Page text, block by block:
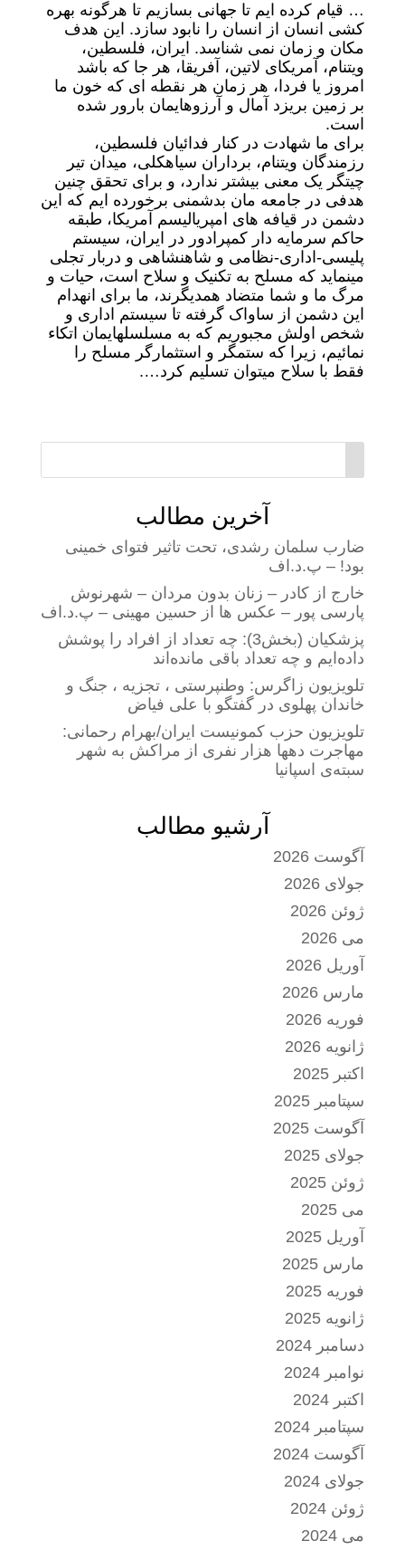
… قیام کرده ایم تا جهانی بسازیم تا هرگونه بهره
کشی انسان از انسان را نابود سازد. این هدف
مکان و زمان نمی شناسد. ایران، فلسطین،
ویتنام، آمریکای لاتین، آفریقا، هر جا که باشد
امروز یا فردا، هر زمان هر نقطه ای که خون ما
بر زمین بریزد آمال و آرزوهایمان بارور شده
است.
برای ما شهادت در کنار فدائیان فلسطین،
رزمندگان ویتنام، برداران سیاهکلی، میدان تیر
چیتگر یک معنی بیشتر ندارد، و برای تحقق چنین
هدفی در جامعه مان بدشمنی برخورده ایم که این
دشمن در قیافه های امپریالیسم آمریکا، طبقه
حاکم سرمایه دار کمپرادور در ایران، سیستم
پلیسی-اداری-نظامی و شاهنشاهی و دربار تجلی
مینماید که مسلح به تکنیک و سلاح است، حیات و
مرگ ما و شما متضاد همدیگرند، ما برای انهدام
این دشمن از ساواک گرفته تا سیستم اداری و
شخص اولش مجبوریم که به مسلسلهایمان اتکاء
نمائیم، زیرا که ستمگر و استثمارگر مسلح را
فقط با سلاح میتوان تسلیم کرد….
آخرین مطالب
ضارب سلمان رشدی، تحت تاثیر فتوای خمینی
بود! – پ.د.اف
خارج از کادر – زنان بدون مردان – شهرنوش
پارسی پور – عکس ها از حسین مهینی – پ.د.اف
پزشکیان (بخش3): چه تعداد از افراد را پوشش
داده‌ایم و چه تعداد باقی مانده‌اند
تلویزیون زاگرس: وطنپرستی ، تجزیه ، جنگ و
خاندان پهلوی در گفتگو با علی فیاض
تلویزیون حزب کمونیست ایران/بهرام رحمانی:
مهاجرت دهها هزار نفری از مراکش به شهر
سبته‌ی اسپانیا
آرشیو مطالب
آگوست 2026
جولای 2026
ژوئن 2026
می 2026
آوریل 2026
مارس 2026
فوریه 2026
ژانویه 2026
اکتبر 2025
سپتامبر 2025
آگوست 2025
جولای 2025
ژوئن 2025
می 2025
آوریل 2025
مارس 2025
فوریه 2025
ژانویه 2025
دسامبر 2024
نوامبر 2024
اکتبر 2024
سپتامبر 2024
آگوست 2024
جولای 2024
ژوئن 2024
می 2024